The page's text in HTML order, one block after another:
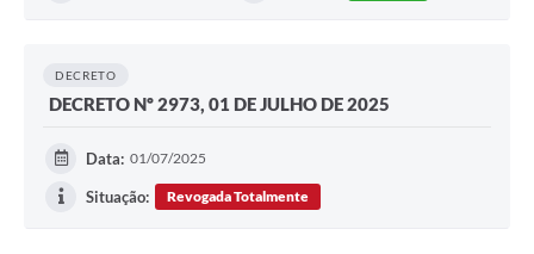
DECRETO
DECRETO Nº 2973, 01 DE JULHO DE 2025
Data: 01/07/2025
Situação: Revogada Totalmente